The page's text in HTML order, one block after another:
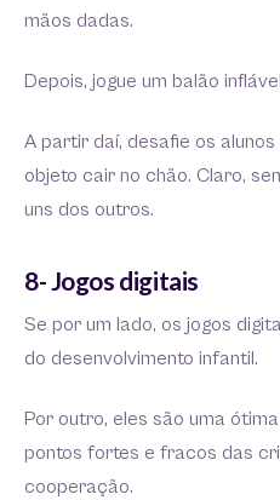
mãos dadas.
Depois, jogue um balão
A partir daí, desafie os
objeto cair no chão. Claro,
uns dos outros.
8- Jogos digitais
Se por um lado, os jogos
do desenvolvimento infantil.
Por outro, eles são uma
pontos fortes e fracos das
cooperação.